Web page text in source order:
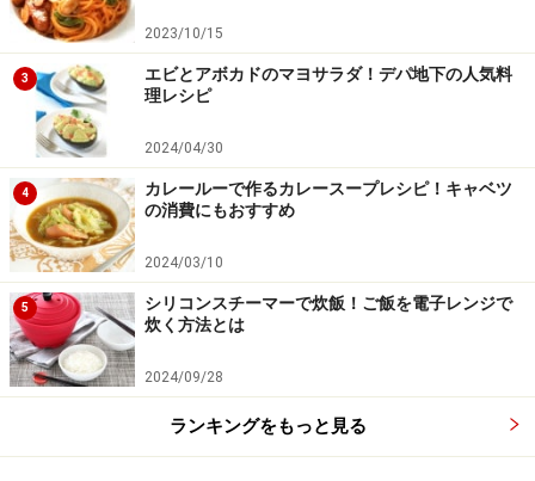
ワンポイントアドバイス
粒マスタードがない場合は和がらしや柚子胡椒、わさび
などでも。ちょっぴり加える醤油がほっとする味の秘訣
です。ヘルシーにいきたい方はマヨネーズの半分をヨー
グルトにかえて作ってみてくださいね。
※記事内容は執筆時点のものです。最新の内容をご確認くださ
い。
※衛生面および保存状態に起因して食中毒や体調不良を引き起こ
す場合があります。必ず清潔な状態で、正しい方法で行い、なる
法に注意してください。
2023/10/15
3
エビとアボカドのマヨサラダ！デパ地下の人気料
理レシピ
2024/04/30
4
カレールーで作るカレースープレシピ！キャベツ
の消費にもおすすめ
2024/03/10
5
シリコンスチーマーで炊飯！ご飯を電子レンジで
炊く方法とは
2024/09/28
ランキングをもっと見る